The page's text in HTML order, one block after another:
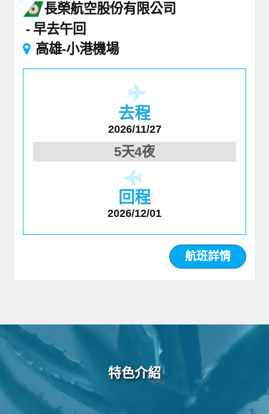
長榮航空股份有限公司
早去午回
高雄-小港機場
去程
2026/11/27
5天4夜
回程
2026/12/01
航班詳情
特色介紹